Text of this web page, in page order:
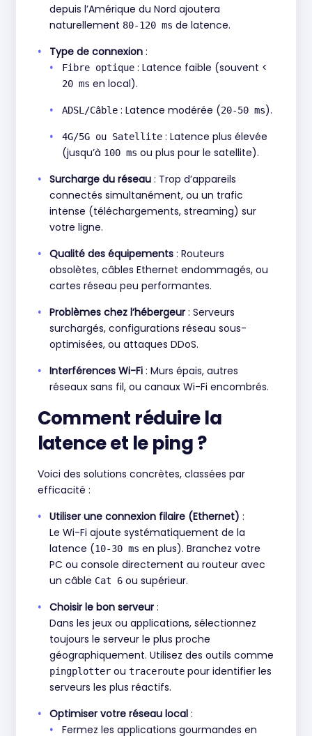
depuis l’Amérique du Nord ajoutera
naturellement 80-120 ms de latence.
Type de connexion :
Fibre optique: Latence faible (souvent <
20 ms en local).
ADSL/Câble: Latence modérée (20-50 ms).
4G/5G ou Satellite: Latence plus élevée
(jusqu’à 100 ms ou plus pour le satellite).
Surcharge du réseau : Trop d’appareils
connectés simultanément, ou un trafic
intense (téléchargements, streaming) sur
votre ligne.
Qualité des équipements : Routeurs
obsolètes, câbles Ethernet endommagés, ou
cartes réseau peu performantes.
Problèmes chez l’hébergeur : Serveurs
surchargés, configurations réseau sous-
optimisées, ou attaques DDoS.
Interférences Wi-Fi : Murs épais, autres
réseaux sans fil, ou canaux Wi-Fi encombrés.
Comment réduire la
latence et le ping ?
Voici des solutions concrètes, classées par
efficacité :
Utiliser une connexion filaire (Ethernet) :
Le Wi-Fi ajoute systématiquement de la
latence (10-30 ms en plus). Branchez votre
PC ou console directement au routeur avec
un câble Cat 6 ou supérieur.
Choisir le bon serveur :
Dans les jeux ou applications, sélectionnez
toujours le serveur le plus proche
géographiquement. Utilisez des outils comme
pingplotter ou traceroute pour identifier les
serveurs les plus réactifs.
Optimiser votre réseau local :
Fermez les applications gourmandes en